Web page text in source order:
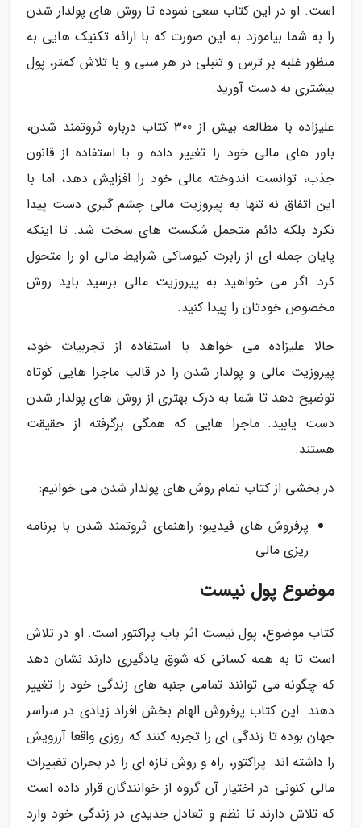
است. او در این کتاب سعی نموده تا روش های پولدار شدن
را به شما بیاموزد به این صورت که با ارائه تکنیک هایی به
منظور غلبه بر ترس و تنبلی در هر سنی و با تلاش کمتر، پول
بیشتری به دست آورید.
علیزاده با مطالعه بیش از 300 کتاب درباره ثروتمند شدن،
باور های مالی خود را تغییر داده و با استفاده از قانون
جذب، توانست اندوخته مالی خود را افزایش دهد، اما با
این اتفاق نه تنها به پیروزیت مالی چشم گیری دست پیدا
نکرد بلکه دائم متحمل شکست های سخت شد. تا اینکه
پایان جمله ای از رابرت کیوساکی شرایط مالی او را متحول
کرد: اگر می خواهید به پیروزیت مالی برسید باید روش
مخصوص خودتان را پیدا کنید.
حالا علیزاده می خواهد با استفاده از تجربیات خود،
پیروزیت مالی و پولدار شدن را در قالب ماجرا هایی کوتاه
توضیح دهد تا شما به درک بهتری از روش های پولدار شدن
دست یابید. ماجرا هایی که همگی برگرفته از حقیقت
هستند.
در بخشی از کتاب تمام روش های پولدار شدن می خوانیم:
پرفروش های فیدیبو؛ راهنمای ثروتمند شدن با برنامه
ریزی مالی
موضوع پول نیست
کتاب موضوع، پول نیست اثر باب پراکتور است. او در تلاش
است تا به همه کسانی که شوق یادگیری دارند نشان دهد
که چگونه می توانند تمامی جنبه های زندگی خود را تغییر
دهند. این کتاب پرفروش الهام بخش افراد زیادی در سراسر
جهان بوده تا زندگی ای را تجربه کنند که روزی واقعا آرزویش
را داشته اند. پراکتور، راه و روش تازه ای را در بحران تغییرات
مالی کنونی در اختیار آن گروه از خوانندگان قرار داده است
که تلاش دارند تا نظم و تعادل جدیدی در زندگی خود وارد